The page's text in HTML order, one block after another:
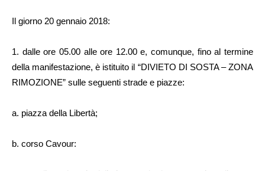
Il giorno 20 gennaio 2018:
1. dalle ore 05.00 alle ore 12.00 e, comunque, fino al termine
della manifestazione, è istituito il “DIVIETO DI SOSTA – ZONA
RIMOZIONE” sulle seguenti strade e piazze:
a. piazza della Libertà;
b. corso Cavour: